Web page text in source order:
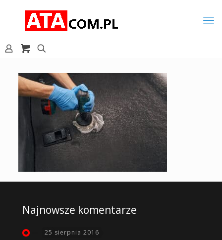
Najnowsze komentarze
25 sierpnia 2016